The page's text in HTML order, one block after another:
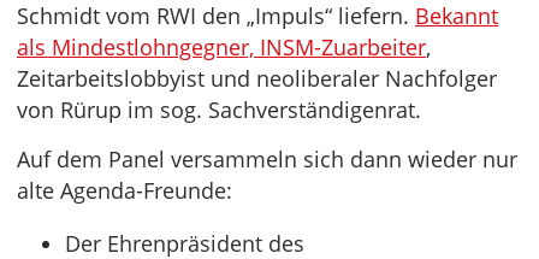
Schmidt vom RWI den „Impuls“ liefern. Bekannt
als Mindestlohngegner, INSM-Zuarbeiter,
Zeitarbeitslobbyist und neoliberaler Nachfolger
von Rürup im sog. Sachverständigenrat.
Auf dem Panel versammeln sich dann wieder nur
alte Agenda-Freunde:
Der Ehrenpräsident des